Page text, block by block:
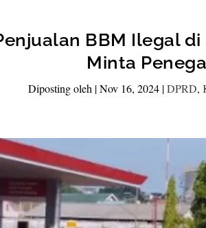
BBM Ilegal
Minta
Diposting oleh |Nov 16, 2024|DPRD,